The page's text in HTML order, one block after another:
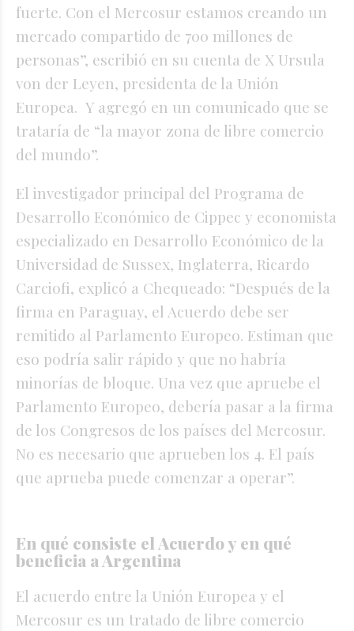
fuerte. Con el Mercosur estamos creando un
mercado compartido de 700 millones de
personas”, escribió en su cuenta de X Ursula
von der Leyen, presidenta de la Unión
Europea. Y agregó en un comunicado que se
trataría de “la mayor zona de libre comercio
del mundo”.
El investigador principal del Programa de
Desarrollo Económico de Cippec y economista
especializado en Desarrollo Económico de la
Universidad de Sussex, Inglaterra, Ricardo
Carciofi, explicó a Chequeado: “Después de la
firma en Paraguay, el Acuerdo debe ser
remitido al Parlamento Europeo. Estiman que
eso podría salir rápido y que no habría
minorías de bloque. Una vez que apruebe el
Parlamento Europeo, debería pasar a la firma
de los Congresos de los países del Mercosur.
No es necesario que aprueben los 4. El país
que aprueba puede comenzar a operar”.
En qué consiste el Acuerdo y en qué
beneficia a Argentina
El acuerdo entre la Unión Europea y el
Mercosur es un tratado de libre comercio